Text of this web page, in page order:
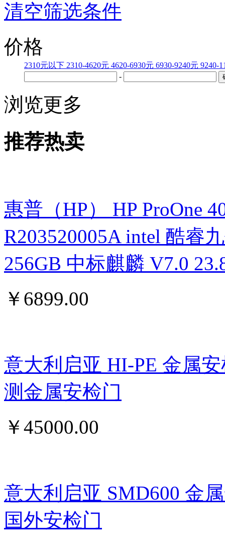
清空筛选条件
价格
2310元以下 2310-4620元 4620-6930元 6930-9240元 9240-
-
浏览更多
推荐热卖
惠普（HP） HP ProOne
R203520005A intel 酷睿
256GB 中标麒麟 V7.0
￥ 6899.00
意大利启亚 HI-PE 金属
测金属安检门
￥45000.00
意大利启亚 SMD600 金
国外安检门